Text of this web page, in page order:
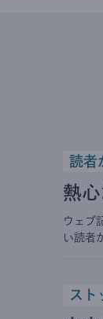
読者
熱
ウェブ
い読者
スト